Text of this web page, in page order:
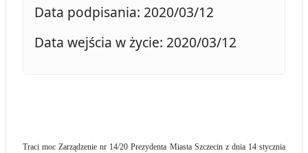
Data podpisania: 2020/03/12
Data wejścia w życie: 2020/03/12
Traci moc Zarządzenie nr 14/20 Prezydenta Miasta Szczecin z dnia 14 stycznia